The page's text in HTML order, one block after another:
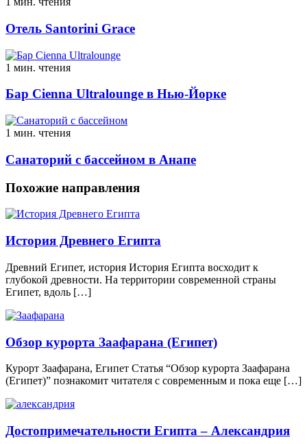
Отель Santorini Grace
1 мин. чтения
Бар Cienna Ultralounge в Нью-Йорке
1 мин. чтения
Санаторий с бассейном в Анапе
Похожие направления
История Древнего Египта
Древний Египет, история История Египта восходит к
глубокой древности. На территории современной страны
Египет, вдоль […]
Обзор курорта Заафарана (Египет)
Курорт Заафарана, Египет Статья “Обзор курорта Заафарана
(Египет)” познакомит читателя с современным и пока еще […]
Достопримечательности Египта – Александрия